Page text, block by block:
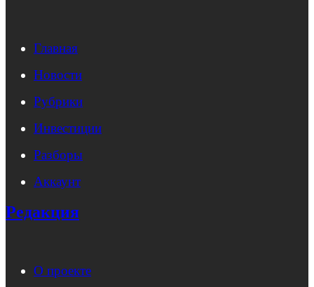
Главная
Новости
Рубрики
Инвестиции
Разборы
Аккаунт
Редакция
О проекте